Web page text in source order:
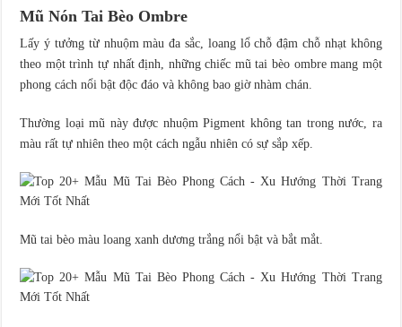
Mũ Nón Tai Bèo Ombre
Lấy ý tưởng từ nhuộm màu đa sắc, loang lổ chỗ đậm chỗ nhạt không
theo một trình tự nhất định, những chiếc mũ tai bèo ombre mang một
phong cách nổi bật độc đáo và không bao giờ nhàm chán.
Thường loại mũ này được nhuộm Pigment không tan trong nước, ra
màu rất tự nhiên theo một cách ngẫu nhiên có sự sắp xếp.
Mũ tai bèo màu loang xanh dương trắng nổi bật và bắt mắt.